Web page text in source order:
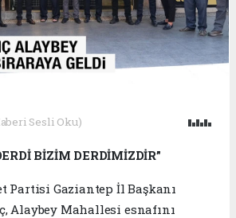
Sesli Oku)
BİZİM DERDİMİZDİR”
Gaziantep İl Başkanı
Alaybey Mahallesi esnafını